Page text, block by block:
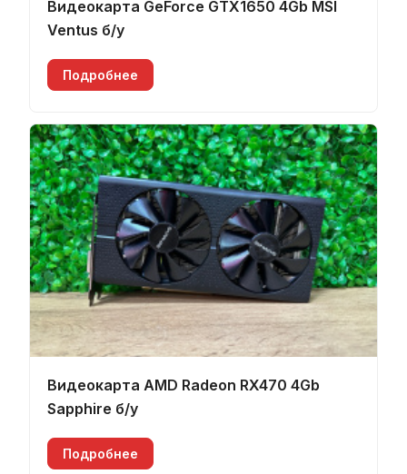
Видеокарта GeForce GTX1650 4Gb MSI
Ventus б/у
Подробнее
Видеокарта AMD Radeon RX470 4Gb
Sapphire б/у
Подробнее